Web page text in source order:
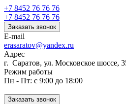
+7 8452 76 76 76
+7 8452 76 76 76
Заказать звонок
E-mail
erasaratov@yandex.ru
Адрес
г. Саратов, ул. Московское шоссе,
Режим работы
Пн - Пт: с 9:00 до 18:00
Заказать звонок